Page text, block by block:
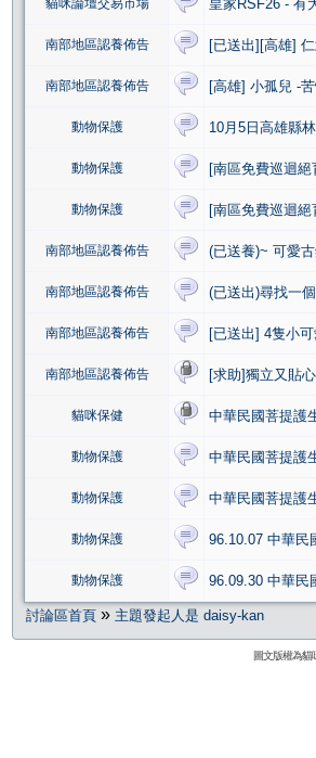
貓咪論壇交易市場 皇家RSF26 - 有
南部地區認養佈告 [已送出][高雄]
南部地區認養佈告 [高雄] 小孤兒 -
動物保護 10月5日高雄縣
動物保護 [南區免費巡迴
動物保護 [南區免費巡迴
南部地區認養佈告 (已送養)~ 可愛
南部地區認養佈告 (已送出)尋找一
南部地區認養佈告 [已送出] 4隻小
南部地區認養佈告 [求助]獨立又貼
貓咪保健 中華民國菩提護
動物保護 中華民國菩提護
動物保護 中華民國菩提護
動物保護 96.10.07 中華民
動物保護 96.09.30 中華民
討論區首頁 » 主題發起人是 daisy-kan
圖文版權為貓